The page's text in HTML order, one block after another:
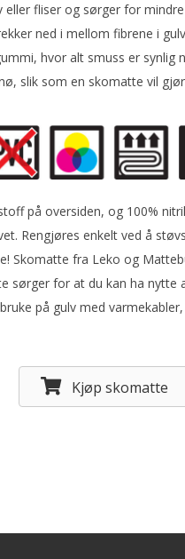
fliser og sørger for
ned i mellom fibrene i
hvor alt smuss er synlig
slik som en skomatte vil
på oversiden, og 100%
Rengjøres enkelt ved å
Skomatte fra Leko og
sørger for at du kan ha
på gulv med
Kjøp skomatte